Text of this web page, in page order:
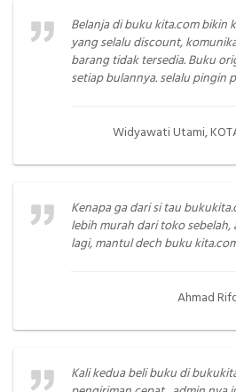
Belanja di buku kita.com bikin
yang selalu discount,
barang tidak tersedia. Buku
setiap bulannya. selalu pingin
Widyawati Utami,
Kenapa ga dari si tau
lebih murah dari toko
lagi, mantul dech buku
Ahmad
Kali kedua beli buku di